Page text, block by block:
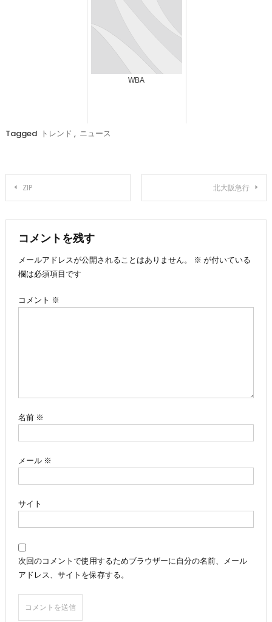
WBA
Tagged トレンド , ニュース
投
稿
ナ
ビ
ゲ
ZIP 北大阪急行
コメントを残す
メールアドレスが公開されることはありません。
※ が付いている
欄は必須項目です
コメント ※
名前 ※
メール ※
サイト
次回のコメントで使用するためブラウザーに自分の名前、メール
アドレス、サイトを保存する。